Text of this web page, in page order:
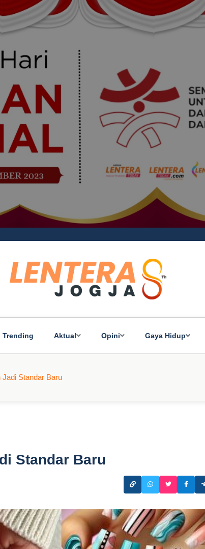
Trending Aktual Opini Gaya Hidup
Jadi Standar Baru
Standar Baru